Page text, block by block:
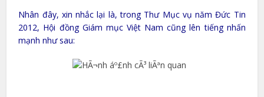
Nhân đây, xin nhắc lại là, trong Thư Mục vụ năm Đức Tin
2012, Hội đồng Giám mục Việt Nam cũng lên tiếng nhấn
mạnh như sau: